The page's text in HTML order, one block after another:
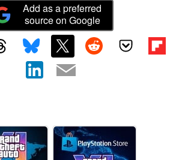
Add as a preferred
source on Google